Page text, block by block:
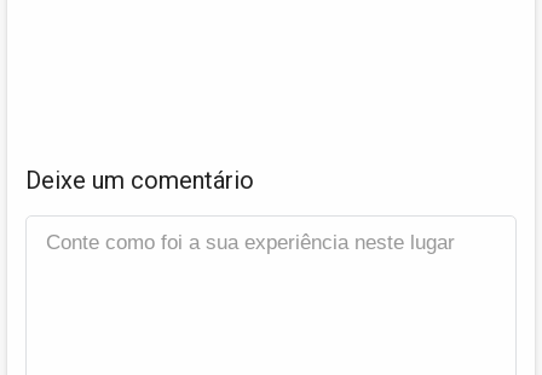
Deixe um comentário